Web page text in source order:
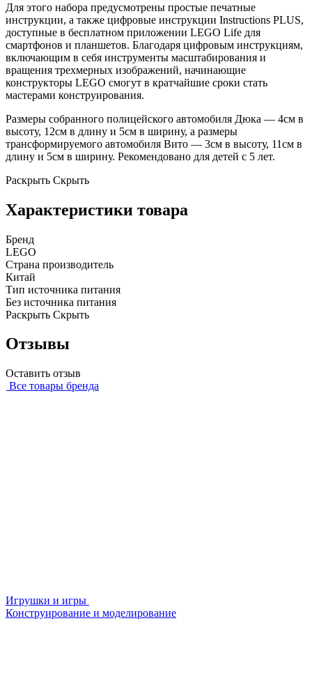
Для этого набора предусмотрены простые печатные
инструкции, а также цифровые инструкции Instructions PLUS,
доступные в бесплатном приложении LEGO Life для
смартфонов и планшетов. Благодаря цифровым инструкциям,
включающим в себя инструменты масштабирования и
вращения трехмерных изображений, начинающие
конструкторы LEGO смогут в кратчайшие сроки стать
мастерами конструирования.
Размеры собранного полицейского автомобиля Дюка — 4см в
высоту, 12см в длину и 5см в ширину, а размеры
трансформируемого автомобиля Вито — 3см в высоту, 11см в
длину и 5см в ширину. Рекомендовано для детей с 5 лет.
Раскрыть Скрыть
Характеристики товара
Бренд
LEGO
Страна производитель
Китай
Тип источника питания
Без источника питания
Раскрыть Скрыть
Отзывы
Оставить отзыв
Все товары бренда
Игрушки и игры
Конструирование и моделирование